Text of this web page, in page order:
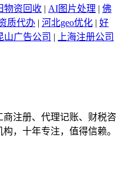
物资回收 | AI图片处理 | 佛
质代办 | 河北geo优化 | 好
山广告公司 |
上海注册公司
注册、代理记账、财税咨
，十年专注，值得信赖。